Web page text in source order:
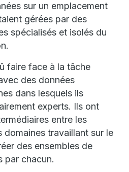
sur un emplacement
gérées par des
spécialisés et isolés du
faire face à la tâche
des données
dans lesquels ils
experts. Ils ont
entre les
domaines travaillant sur le
des ensembles de
par chacun.